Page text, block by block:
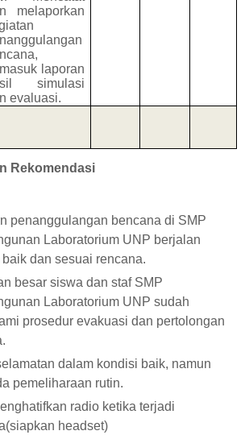
melaporkan
laporan
simulasi
evaluasi.
Rekomendasi
penanggulangan bencana di SMP
Laboratorium UNP berjalan
dan sesuai rencana.
besar siswa dan staf SMP
Laboratorium UNP sudah
prosedur evakuasi dan pertolongan
dalam kondisi baik, namun
pemeliharaan rutin.
radio ketika terjadi
headset)